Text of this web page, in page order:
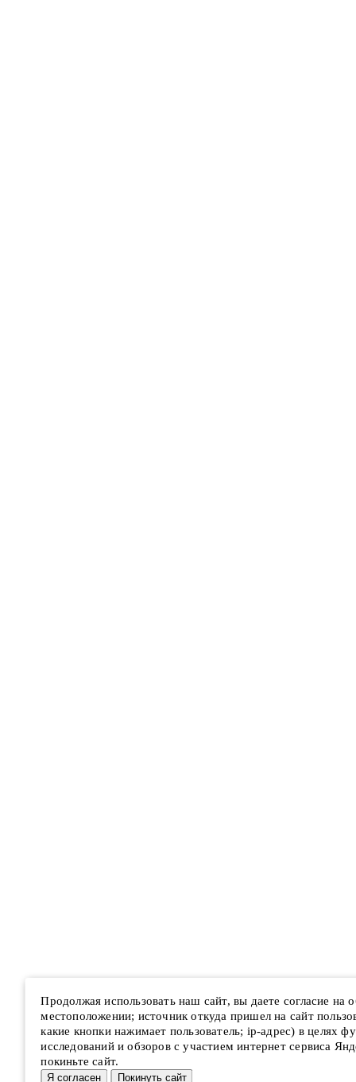
Продолжая использовать наш сайт, вы даете согласие на
местоположении; источник откуда пришел на сайт
какие кнопки нажимает пользователь; ip-адрес) в целях
исследований и обзоров с участием интернет сервиса
покиньте сайт.
Я согласен Покинуть сайт